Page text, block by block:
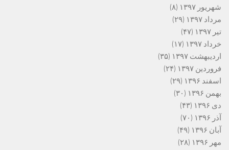
شهریور ۱۳۹۷
(۸)
مرداد ۱۳۹۷
(۲۹)
تیر ۱۳۹۷
(۴۷)
خرداد ۱۳۹۷
(۱۷)
اردیبهشت ۱۳۹۷
(۳۵)
فروردین ۱۳۹۷
(۲۴)
اسفند ۱۳۹۶
(۲۹)
بهمن ۱۳۹۶
(۳۰)
دی ۱۳۹۶
(۴۳)
آذر ۱۳۹۶
(۷۰)
آبان ۱۳۹۶
(۴۹)
مهر ۱۳۹۶
(۲۸)